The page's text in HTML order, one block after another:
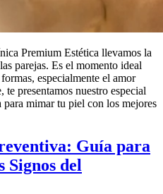
Premium Estética llevamos la
parejas. Es el momento ideal
especialmente el amor
presentamos nuestro especial
mimar tu piel con los mejores
Guía para
Signos del